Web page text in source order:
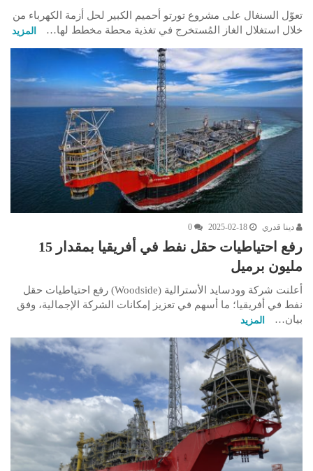
تعوّل السنغال على مشروع تورتو أحميم الكبير لحل أزمة الكهرباء من
خلال استغلال الغاز المُستخرج في تغذية محطة مخطط لها…
المزيد
دينا قدري 2025-02-18
0
رفع احتياطيات حقل نفط في أفريقيا بمقدار 15
مليون برميل
أعلنت شركة وودسايد الأسترالية (Woodside) رفع احتياطيات حقل
نفط في أفريقيا؛ ما أسهم في تعزيز إمكانات الشركة الإجمالية، وفق
بيان…
المزيد